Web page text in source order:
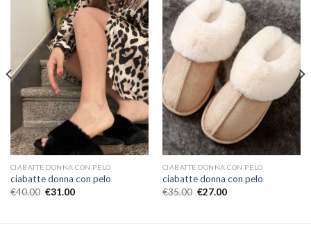
CIABATTE DONNA CON PELO
ciabatte donna con pelo
€40.00 €31.00
CIABATTE DONNA CON PELO
ciabatte donna con pelo
€35.00 €27.00